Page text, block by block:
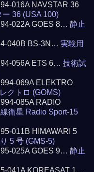
016A NAVSTAR 36
36 (USA 100)
022A GOES 8…静止
040B BS-3N…実験用
056A ETS 6…技術試
069A ELEKTRO
クトロ (GOMS)
085A RADIO
衛星 Radio Sport-15
011B HIMAWARI 5
5 号 (GMS-5)
025A GOES 9…静止
041A KOREASAT 1…